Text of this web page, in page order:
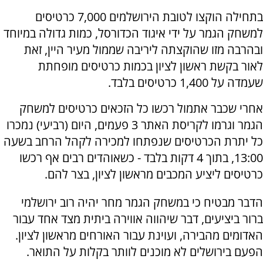
בתחילה הוקצו לטובת הירושלמים 7,000 כרטיסים
למשחק הגמר על ידי איגוד הכדורסל, כמות גדולה במיוחד
ובהרבה מזו שהוקצתה ליריבה שממול מעיר היין, זאת
לאור בקשת ראשון לציון בכמות כרטיסים מופחתת
שעמדה על 1,400 כרטיסים בלבד.
אחרי שכבר אתמול רכשו כל הזכאים כרטיסים למשחק
הגמר וגרמו לקריסת האתר 3 פעמים, היום (רביעי) נמכרו
כל יתרת הכרטיסים שנפתחו למכירה לקהל הרחב בשעה
13:00, בתוך 4 דקות בלבד - כשאוהדים רבים אף רכשו
כרטיסים ליציע המכבים מראשון לציון, בצר להם.
הדבר מבטיח כי במשחק הגמר מחר יהיה רוב ירושלמי
ברור ביציעים, דבר שיהווה אווירה ביתית מצד אחד עבור
האדומים מהבירה, ועוינת עבור האורחים מראשון לציון.
הפעם בירושלים לא מוכנים לוותר בקלות על התואר.